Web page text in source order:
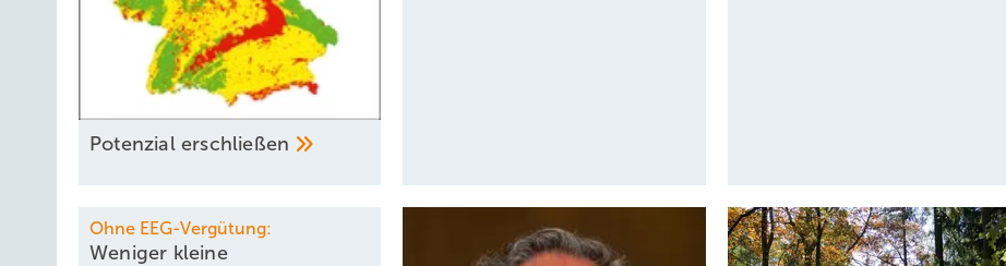
Potenzial ­erschließen
Ohne EEG-Vergütung:
Weniger kleine